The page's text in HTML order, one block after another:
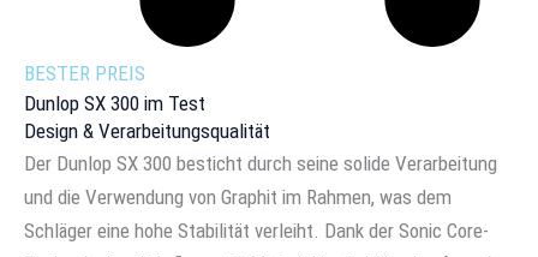
BESTER PREIS
Dunlop SX 300 im Test
Design & Verarbeitungsqualität
Der Dunlop SX 300 besticht durch seine solide Verarbeitung
und die Verwendung von Graphit im Rahmen, was dem
Schläger eine hohe Stabilität verleiht. Dank der Sonic Core-